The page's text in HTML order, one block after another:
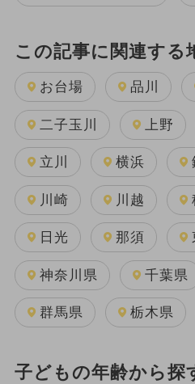
この記事に関連する
お台場 品川
二子玉川 上野
立川 横浜
川崎 川越
日光 那須
神奈川県 千葉県
群馬県 栃木県
子どもの年齢から探